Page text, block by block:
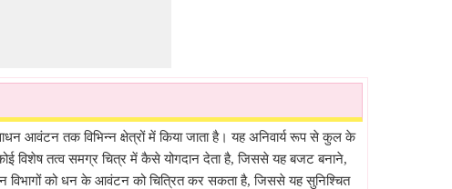
आवंटन तक विभिन्न क्षेत्रों में किया जाता है। यह अनिवार्य रूप से कुल के
विशेष तत्व समग्र चित्र में कैसे योगदान देता है, जिससे यह बजट बनाने,
विभागों को धन के आवंटन को चित्रित कर सकता है, जिससे यह सुनिश्चित